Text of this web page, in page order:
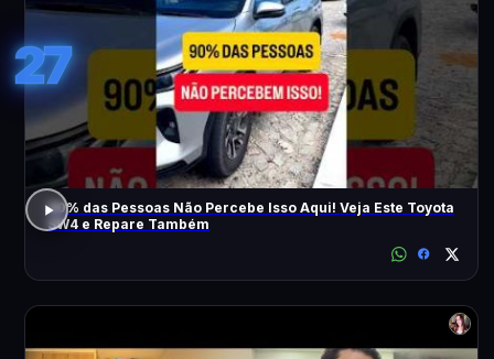
27
90% das Pessoas Não Percebe Isso Aqui! Veja Este Toyota
SW4 e Repare Também